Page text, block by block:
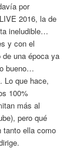
por
2016, la de
ineludible…
y con el
una época ya
bueno…
Lo que hace,
100%
más al
pero qué
tanto ella como